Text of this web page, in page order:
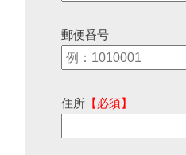
郵便番号
住所 【必須】